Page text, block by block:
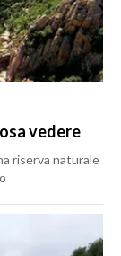
vedere
riserva naturale